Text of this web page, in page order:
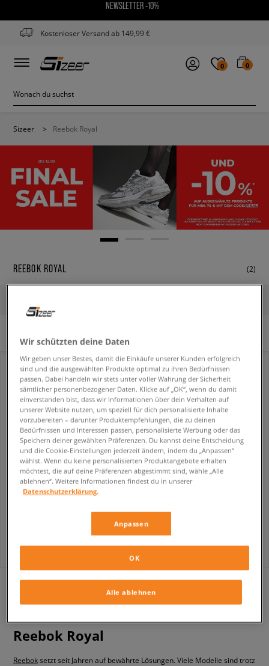
NEWSLETTER -10%
Kostenloser Versand ab 149,99 €
0 0
Sizeer > Reebok Royal
REEBOK ROYAL (2)
REEBOK ROYAL CL JOG 3.0
17,99 €
mit 1
Reebok Royal
Reeboksetzt seit Jahren auf bewährte Lösungen. Viele Modelle sind trotz
Wir schützten deine Daten
Wir geben unser Bestes, damit die Einkäufe unserer Kunden erfolgreich
sind und die ausgewählten Produkte optimal zu ihren Bedürfnissen
passen. Dabei handeln wir stets unter voller Wahrung der Sicherheit
sämtlicher personenbezogener Daten. Klicke auf „OK“, wenn du damit
einverstanden bist, dass wir Informationen über dein Verhalten auf
unserer Website nutzen, um speziell für dich personalisierte Inhalte
vorzubereiten – darunter Produktempfehlungen, die zu deinen
Bedürfnissen und Interessen passen, personalisierte Werbung oder das
Speichern deiner gewählten Präferenzen. Du kannst deine Entscheidung
und die Cookie-Einstellungen jederzeit ändern, indem du „Anpassen“
wählst. Wenn du keine personalisierten Produktangebote erhalten
möchtest, die auf deine Präferenzen abgestimmt sind, wähle „Alle
ablehnen“. Weitere Informationen findest du in unserer
Datenschutzerklärung.
Anpassen
Alle ablehnen
OK